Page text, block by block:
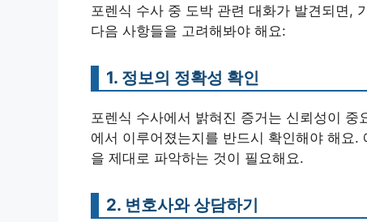
포렌식 수사 중 도박 관련 대화가 발견되면,
다음 사항들을 고려해봐야 해요:
1. 정보의 정확성 확인
포렌식 수사에서 밝혀진 증거는 신뢰성이
에서 이루어졌는지를 반드시 확인해야 해요
을 제대로 파악하는 것이 필요해요.
2. 변호사와 상담하기